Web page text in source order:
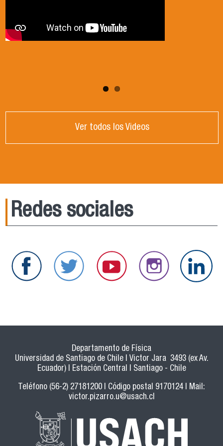
Ver todos los Videos
Redes sociales
Departamento de Física
Universidad de Santiago de Chile | Victor Jara 3493 (ex Av.
Ecuador) | Estación Central | Santiago - Chile
Teléfono (56-2) 27181200 | Código postal 9170124 | Mail:
victor.pizarro.u@usach.cl